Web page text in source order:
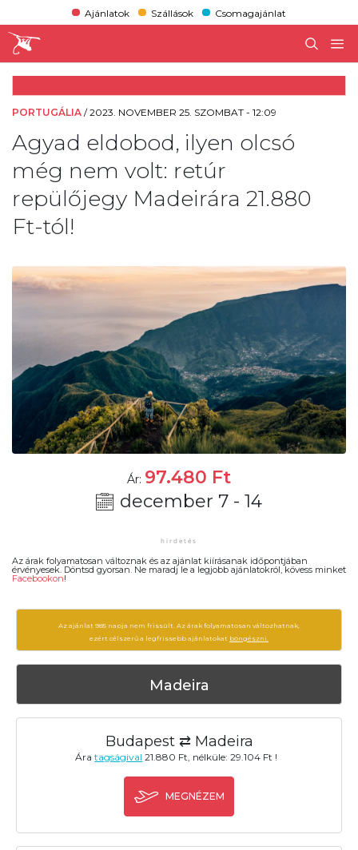
Ajánlatok Szállások Csomagajánlat
PORTUGÁLIA /2023. NOVEMBER 25. SZOMBAT - 12:09
Agyad eldobod, ilyen olcsó
még nem volt: retúr
repülőjegy Madeirára 21.880
Ft-tól!
Ár: 97.480 Ft
december 7 - 14
Az árak folyamatosan változnak és az ajánlat kiírásanak időpontjában
érvényesek. Döntsd gyorsan. Ne maradj le a legjobb ajánlatokról, kövess minket
Facebookon!
Az ajánlat 985 napja nem frissült. Az árak folyamatosan változhatnak,
ezért célszerű a legfrissebb ajánlatokat böngészni.
Madeira
Budapest ⇄ Madeira
Áratagságival 21.880 Ft, nélküle: 29.104 Ft !
MEGNÉZEM